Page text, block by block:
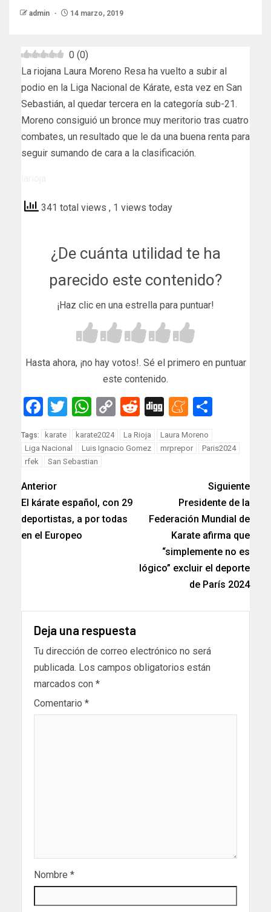
admin 14 marzo, 2019
0 (0)
La riojana Laura Moreno Resa ha vuelto a subir al
podio en la Liga Nacional de Kárate, esta vez en San
Sebastián, al quedar tercera en la categoría sub-21.
Moreno consiguió un bronce muy meritorio tras cuatro
combates, un resultado que le da una buena renta para
seguir sumando de cara a la clasificación.
341 total views , 1 views today
¿De cuánta utilidad te ha
parecido este contenido?
¡Haz clic en una estrella para puntuar!
Hasta ahora, ¡no hay votos!. Sé el primero en puntuar
este contenido.
Facebook
Twitter
WhatsApp
Copy
Link
Reddit
Digg
Tags: karate karate2024 La Rioja
Laura Moreno
Liga Nacional
Luis Ignacio Gomez mrprepor
Paris2024
rfek
San Sebastian
Anterior
El kárate español, con 29
deportistas, a por todas
en el Europeo
Siguiente
Presidente de la
Federación Mundial de
Karate afirma que
“simplemente no es
lógico” excluir el deporte
de París 2024
Deja una respuesta
Tu dirección de correo electrónico no será
publicada. Los campos obligatorios están
marcados con *
Comentario *
Nombre *